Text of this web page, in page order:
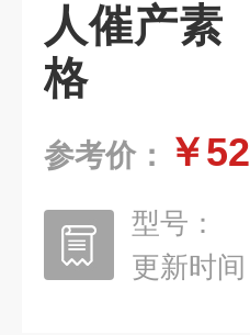
人催产素
格
参考价： ￥
型号：
更新时间